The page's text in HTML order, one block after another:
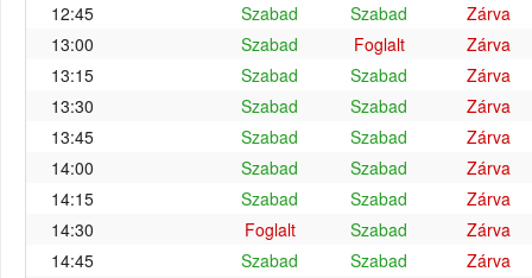
12:45
Szabad Szabad
Zárva
13:00
Szabad Foglalt
Zárva
13:15
Szabad Szabad
Zárva
13:30
Szabad Szabad
Zárva
13:45
Szabad Szabad
Zárva
14:00
Szabad Szabad
Zárva
14:15
Szabad Szabad
Zárva
14:30
Foglalt Szabad
Zárva
14:45
Szabad Szabad
Zárva